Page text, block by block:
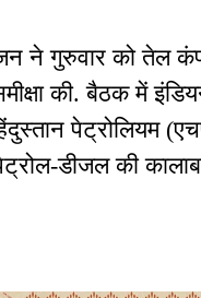
ने गुरुवार को तेल
की. बैठक में
पेट्रोलियम
डीजल की